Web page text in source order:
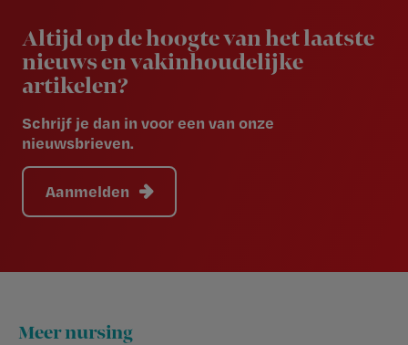
Altijd op de hoogte van het laatste
nieuws en vakinhoudelijke
artikelen?
Schrijf je dan in voor een van onze
nieuwsbrieven.
Aanmelden
Footer
Meer nursing